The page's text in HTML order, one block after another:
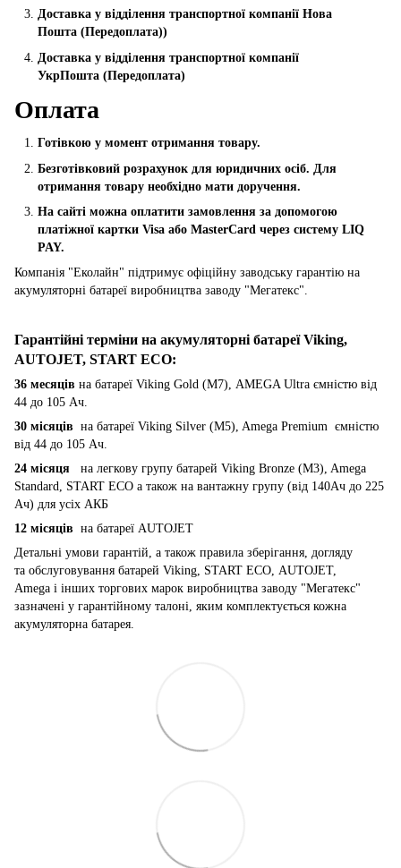
Доставка у відділення транспортної компанії Нова
Пошта (Передоплата))
Доставка у відділення транспортної компанії
УкрПошта (Пeредоплата)
Оплата
Готівкою у момент отримання товару.
Безготівковий розрахунок для юридичних осіб. Для
отримання товару необхідно мати доручення.
На сайті можна оплатити замовлення за допомогою
платіжної картки Visa або MasterCard через систему LIQ
PAY.
Компанія "Еколайн" підтримує офіційну заводську гарантію на
акумуляторні батареї виробництва заводу "Мегатекс".
Гарантійні терміни на акумуляторні батареї Viking,
AUTOJET, START ECO:
36 месяців на батареї Viking Gold (M7), AMEGA Ultra ємністю від
44 до 105 Ач.
30 місяців на батареї Viking Silver (M5), Amega Premium ємністю
від 44 до 105 Ач.
24 місяця на легкову групу батарей Viking Bronze (M3), Amega
Standard, START ECO а також на вантажну групу (від 140Ач до 225
Ач) для усіх АКБ
12 місяців на батареї AUTOJET
Детальні умови гарантій, а також правила зберігання, догляду
та обслуговування батарей Viking, START ECO, AUTOJET,
Amega і інших торгових марок виробництва заводу "Мегатекс"
зазначені у гарантійному талоні, яким комплектується кожна
акумуляторна батарея.